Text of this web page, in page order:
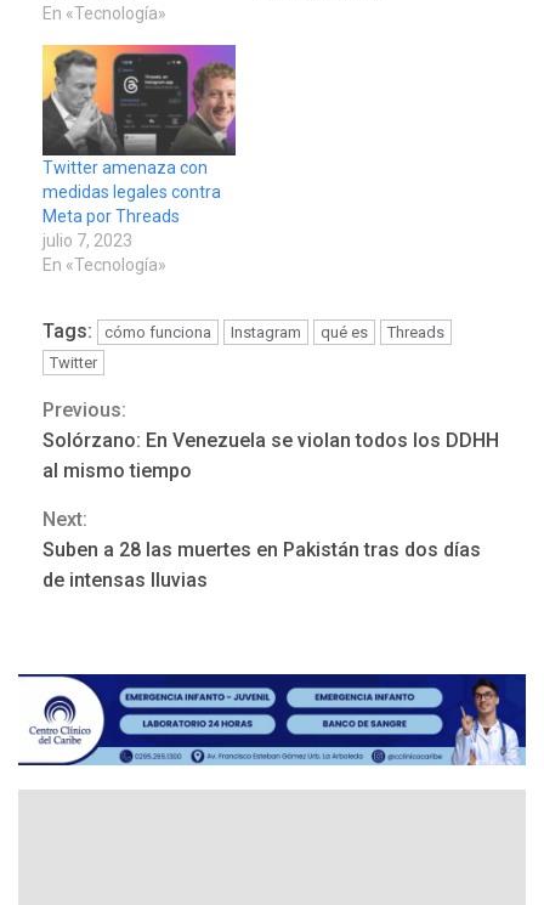
En «Tecnología»
Twitter amenaza con
medidas legales contra
Meta por Threads
julio 7, 2023
En «Tecnología»
Tags: cómo funciona Instagram qué es
Threads
Twitter
Continue
Reading
Previous:
Solórzano: En Venezuela se violan todos los DDHH
al mismo tiempo
Next:
Suben a 28 las muertes en Pakistán tras dos días
de intensas lluvias
3
de almacenamiento de agua
4
REGIONALES ÚLTIMA HORA
5
POLÍTICA ÚLTIMA HORA
Delcy Rodríguez designa
nuevo presidente de